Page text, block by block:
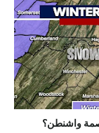
واشنطن؟